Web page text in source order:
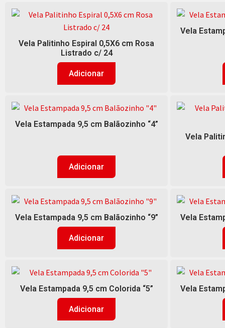
Vela Palitinho Espiral 0,5X6 cm Rosa
Listrado c/ 24
Adicionar
Vela
Vela Estampada 9,5 cm Balãozinho “4”
Adicionar
Vela
Vela Estampada 9,5 cm Balãozinho “9”
Adicionar
Vela
Vela Estampada 9,5 cm Colorida “5”
Adicionar
Vela